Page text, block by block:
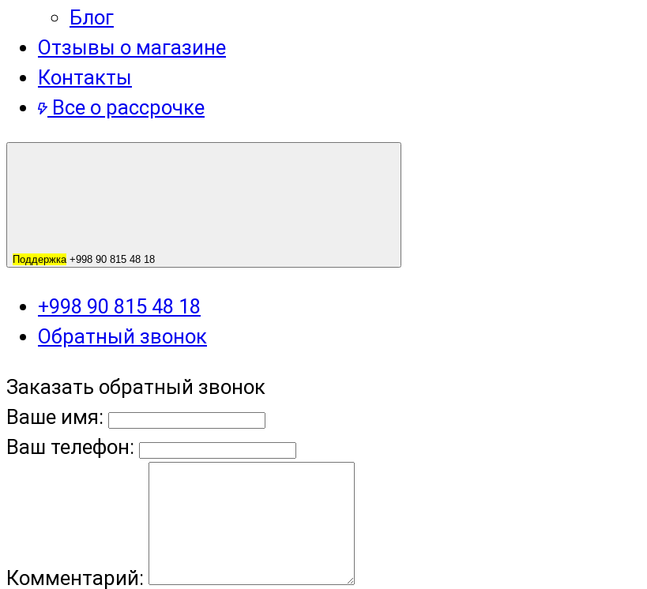
Блог
Отзывы о магазине
Контакты
Все о рассрочке
Поддержка+998 90 815 48 18
+998 90 815 48 18
Обратный звонок
Заказать обратный звонок
Ваше имя:
Ваш телефон:
Комментарий: